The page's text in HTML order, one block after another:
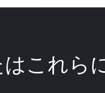
これら